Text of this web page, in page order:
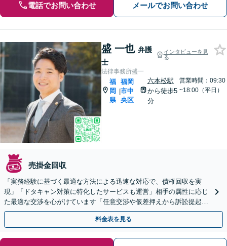
電話でお問い合わせ メールでお問い合わせ
盛 一也 弁護
士
インタビューを見
る
法律事務所盛一
福
岡
県
|
福岡
市中
央区
六本松駅
から徒歩5
分
営業時間：09:30
~18:00（平日）
売掛金回収
「実務経験に基づく最適な方法による迅速な対応で、債権回収を実
現」「ドタキャン対策に特化したサービスも運営」相手の属性に応じ
た最適な交渉を心がけています「任意交渉や仮差押えから訴訟提起、
強制執行まで対応」【WEB面談対応】【休日・夜間相談可】
料金表を見る